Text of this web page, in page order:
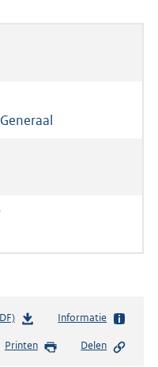
b
s
Informatie
Printen Delen